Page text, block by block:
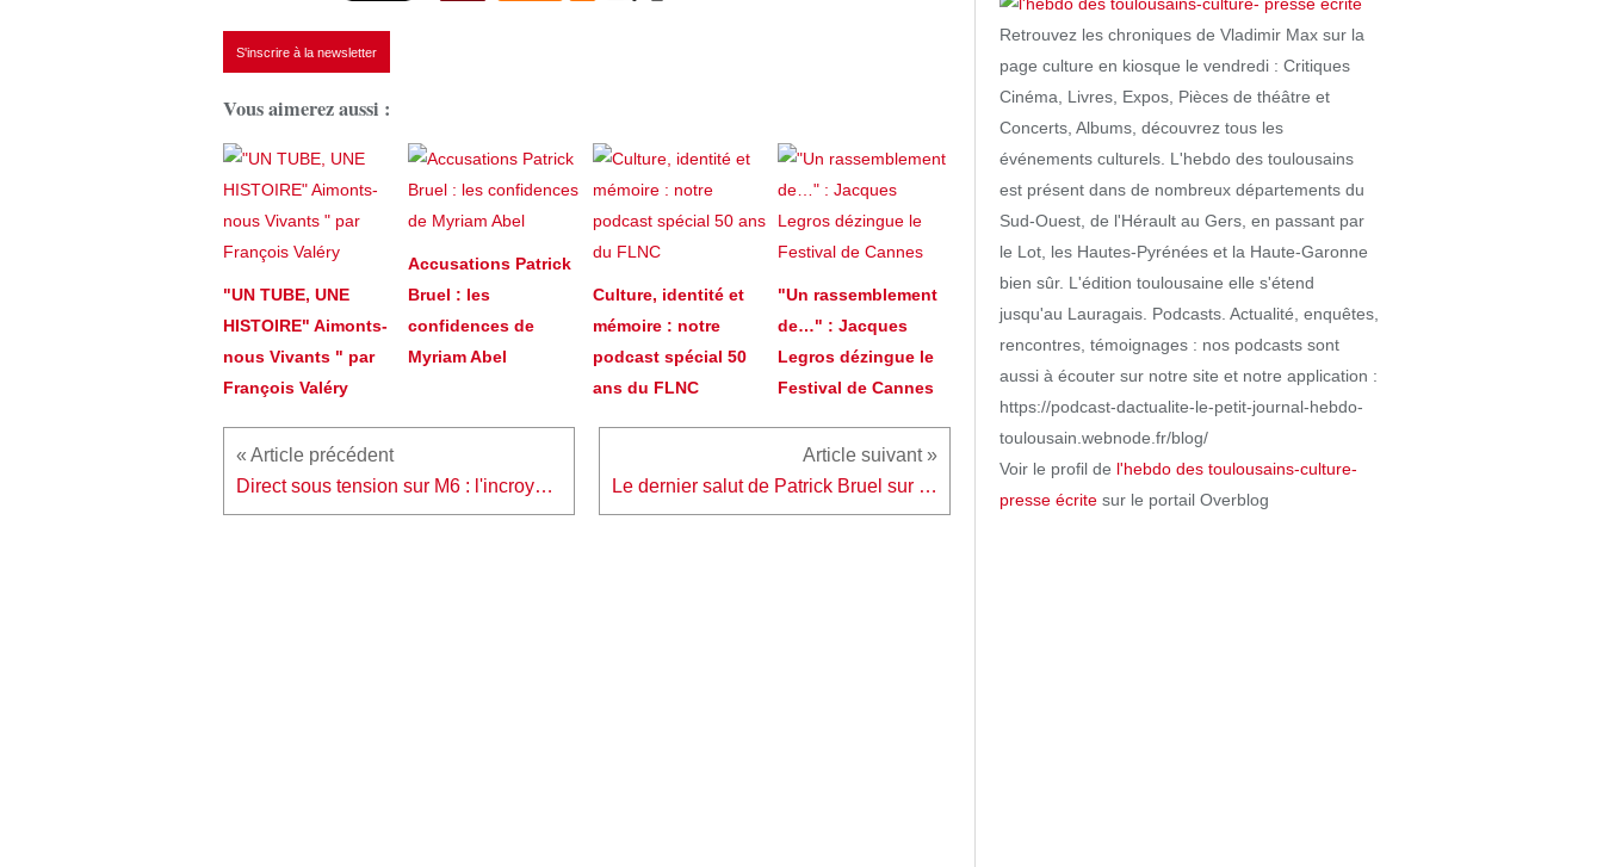
S'inscrire à la newsletter
Vous aimerez aussi :
"UN TUBE, UNE
HISTOIRE" Aimonts-
nous Vivants " par
François Valéry
Accusations Patrick
Bruel : les
confidences de
Myriam Abel
Culture, identité et
mémoire : notre
podcast spécial 50
ans du FLNC
"Un rassemblement
de…" : Jacques
Legros dézingue le
Festival de Cannes
Direct sous tension sur M6 : l'incroyable imposture qui a sidéré Julien Courbet Le dernier salut de Patrick Bruel sur scène avant l'arrêt du spectacle
Retrouvez les chroniques de Vladimir Max sur la
page culture en kiosque le vendredi : Critiques
Cinéma, Livres, Expos, Pièces de théâtre et
Concerts, Albums, découvrez tous les
événements culturels. L'hebdo des toulousains
est présent dans de nombreux départements du
Sud-Ouest, de l'Hérault au Gers, en passant par
le Lot, les Hautes-Pyrénées et la Haute-Garonne
bien sûr. L'édition toulousaine elle s'étend
jusqu'au Lauragais. Podcasts. Actualité, enquêtes,
rencontres, témoignages : nos podcasts sont
aussi à écouter sur notre site et notre application :
https://podcast-dactualite-le-petit-journal-hebdo-
toulousain.webnode.fr/blog/
Voir le profil de l'hebdo des toulousains-culture-
presse écrite sur le portail Overblog